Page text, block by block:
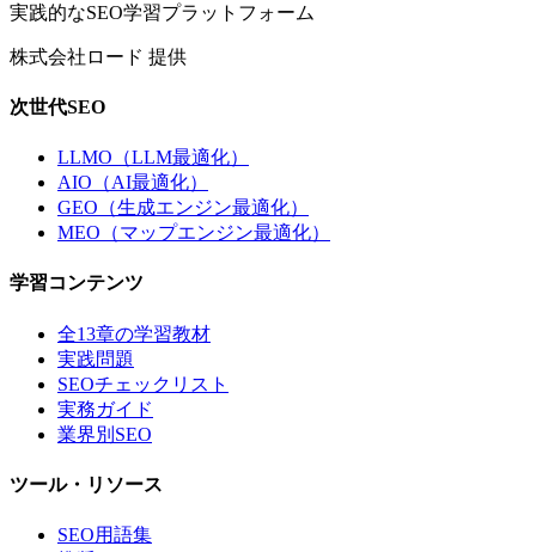
実践的なSEO学習プラットフォーム
株式会社ロード 提供
次世代SEO
LLMO（LLM最適化）
AIO（AI最適化）
GEO（生成エンジン最適化）
MEO（マップエンジン最適化）
学習コンテンツ
全13章の学習教材
実践問題
SEOチェックリスト
実務ガイド
業界別SEO
ツール・リソース
SEO用語集